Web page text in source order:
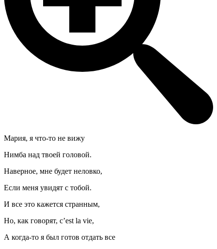
Мария, я что-то не вижу
Нимба над твоей головой.
Наверное, мне будет неловко,
Если меня увидят с тобой.
И все это кажется странным,
Но, как говорят, c’est la vie,
А когда-то я был готов отдать все